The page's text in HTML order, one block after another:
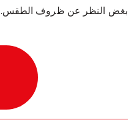
بغض النظر عن ظروف الطقس.